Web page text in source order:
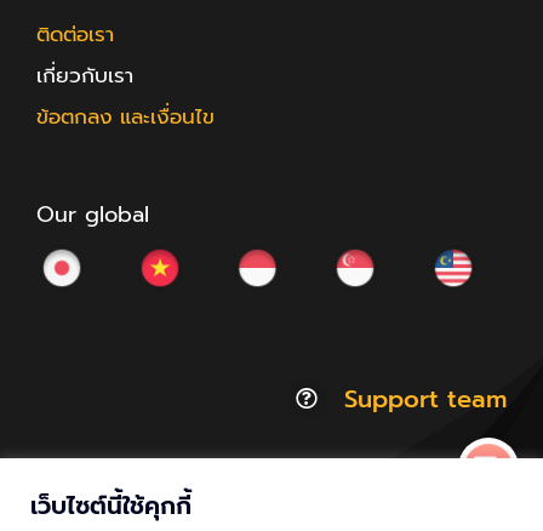
ติดต่อเรา
เกี่ยวกับเรา
ข้อตกลง และเงื่อนไข
Our global
Support team
เว็บไซต์นี้ใช้คุกกี้